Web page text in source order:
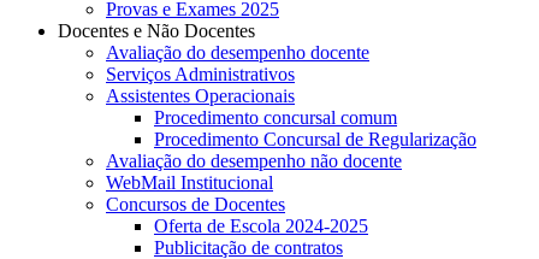
Provas e Exames 2025
Docentes e Não Docentes
Avaliação do desempenho docente
Serviços Administrativos
Assistentes Operacionais
Procedimento concursal comum
Procedimento Concursal de Regularização
Avaliação do desempenho não docente
WebMail Institucional
Concursos de Docentes
Oferta de Escola 2024-2025
Publicitação de contratos